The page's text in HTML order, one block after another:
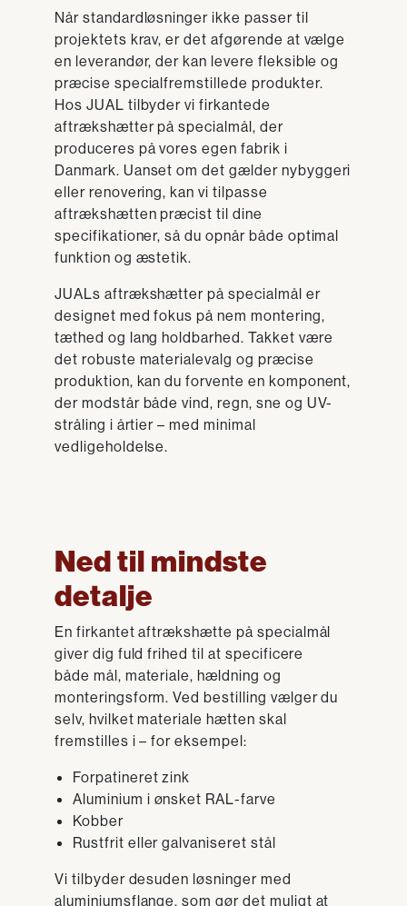
Når standardløsninger ikke passer til
projektets krav, er det afgørende at vælge
en leverandør, der kan levere fleksible og
præcise specialfremstillede produkter.
Hos JUAL tilbyder vi firkantede
aftrækshætter på specialmål, der
produceres på vores egen fabrik i
Danmark. Uanset om det gælder nybyggeri
eller renovering, kan vi tilpasse
aftrækshætten præcist til dine
specifikationer, så du opnår både optimal
funktion og æstetik.
JUALs aftrækshætter på specialmål er
designet med fokus på nem montering,
tæthed og lang holdbarhed. Takket være
det robuste materialevalg og præcise
produktion, kan du forvente en komponent,
der modstår både vind, regn, sne og UV-
stråling i årtier – med minimal
vedligeholdelse.
Ned til mindste
detalje
En firkantet aftrækshætte på specialmål
giver dig fuld frihed til at specificere
både mål, materiale, hældning og
monteringsform. Ved bestilling vælger du
selv, hvilket materiale hætten skal
fremstilles i – for eksempel:
Forpatineret zink
Aluminium i ønsket RAL-farve
Kobber
Rustfrit eller galvaniseret stål
Vi tilbyder desuden løsninger med
aluminiumsflange, som gør det muligt at